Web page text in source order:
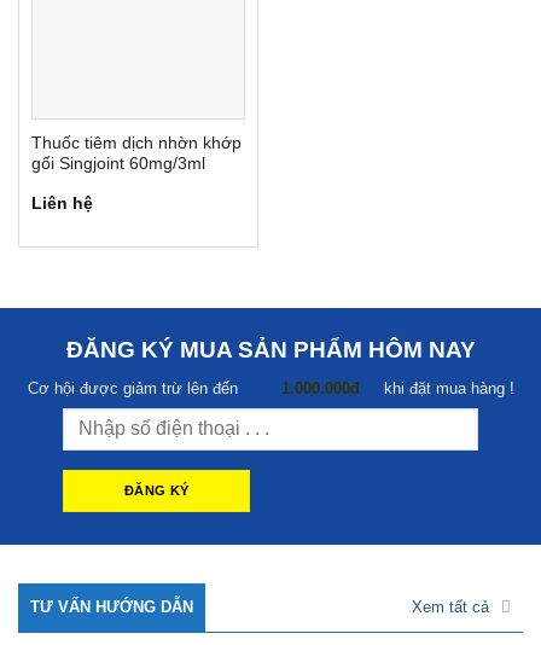
Thuốc tiêm dịch nhờn khớp
gối Singjoint 60mg/3ml
Liên hệ
ĐĂNG KÝ MUA SẢN PHẨM HÔM NAY
Cơ hội được giảm trừ lên đến 1.000.000đ khi đặt mua hàng !
TƯ VẤN HƯỚNG DẪN Xem tất cả